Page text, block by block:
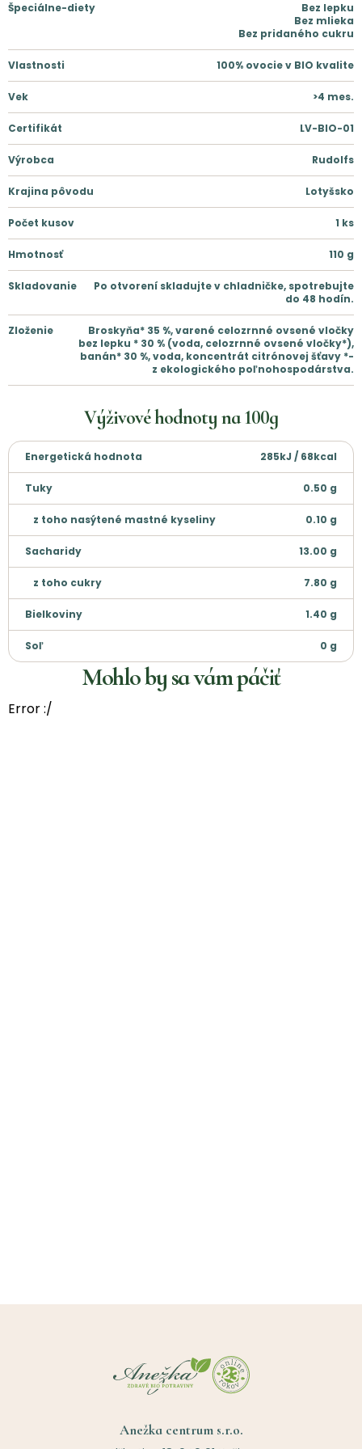
Špeciálne-diety
Bez lepku
Bez mlieka
Bez pridaného cukru
Vlastnosti 100% ovocie v BIO kvalite
Vek >4 mes.
Certifikát LV-BIO-01
Výrobca Rudolfs
Krajina pôvodu Lotyšsko
Počet kusov 1 ks
Hmotnosť 110 g
Skladovanie
Po otvorení skladujte v chladničke, spotrebujte
do 48 hodín.
Zloženie
Broskyňa* 35 %, varené celozrnné ovsené vločky
bez lepku * 30 % (voda, celozrnné ovsené vločky*),
banán* 30 %, voda, koncentrát citrónovej šťavy *-
z ekologického poľnohospodárstva.
Výživové hodnoty na100g
Energetická hodnota 285kJ / 68kcal
Tuky 0.50 g
z toho nasýtené mastné kyseliny 0.10 g
Sacharidy 13.00 g
z toho cukry 7.80 g
Bielkoviny 1.40 g
Soľ 0 g
Mohlo by sa vám páčiť
Error :/
Anežka centrum s.r.o.